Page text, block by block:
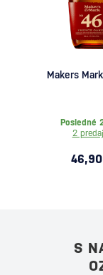
Makers
Posledné
2
S